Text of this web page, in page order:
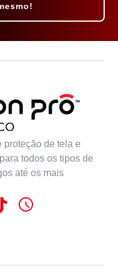
proteção de tela e
todos os tipos de
até os mais